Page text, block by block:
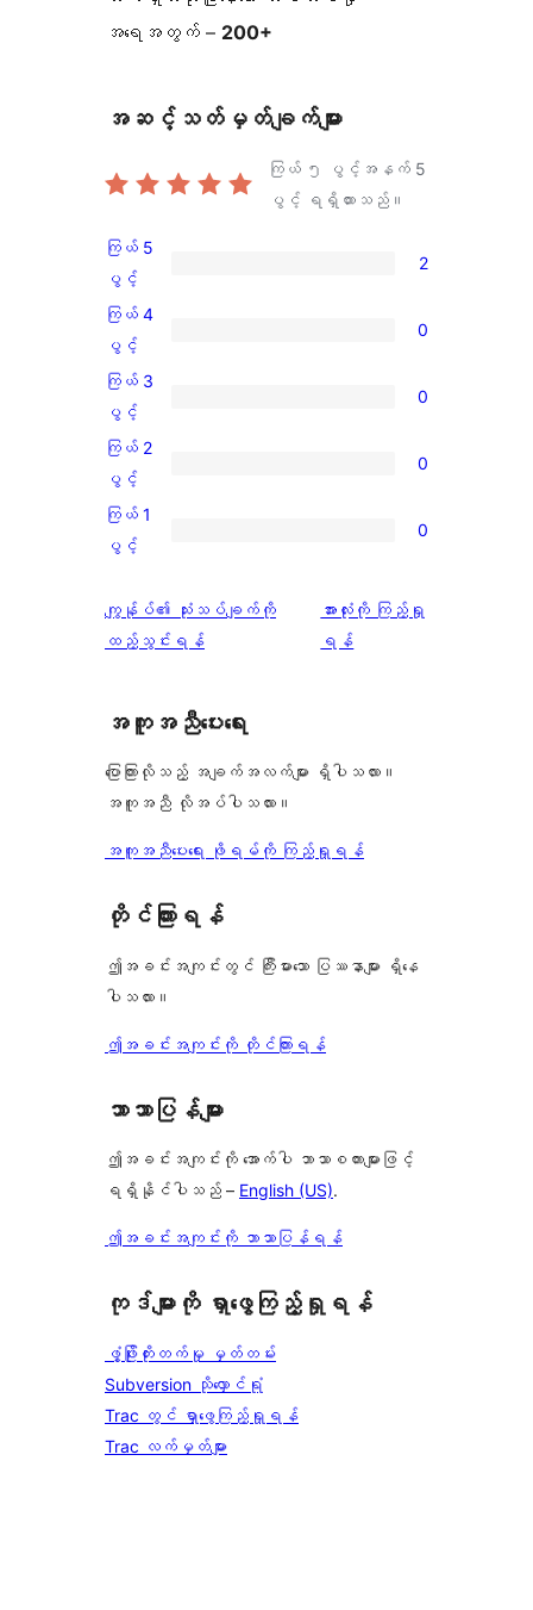
အရေအတွက် – 200+
အဆင့်သတ်မှတ်ချက်များ
ကြယ် ၅ ပွင့်အနက် 5
ပွင့် ရရှိထားသည်။
ကြယ်
5
ပွင့်
အဆင့်
သုံးသပ်
2
စောင်
ကြယ် 5
ပွင့်
2
ကြယ်
4
ပွင့်
အဆင့်
သုံးသပ်
0
စောင်
ကြယ် 4
ပွင့်
0
ကြယ်
3
ပွင့်
အဆင့်
သုံးသပ်
ကြယ် 3
ပွင့်
0
ကြယ်
2
ပွင့်
သုံးသပ်
ချက်
ကြယ် 2
ပွင့်
0
ကြယ်
ပွင့်
အဆင့်
0
စောင်
ကြယ် 1
ပွင့်
0
ကျွန်ုပ်၏ သုံးသပ်ချက်ကို
ထည့်သွင်းရန်
သုံးသပ်
ချက်
အားလုံးကို ကြည့်ရှု
ရန်
အကူအညီပေးရေး
ပြောကြားလိုသည့် အချက်အလက်များ ရှိပါသလား။
အကူအညီ လိုအပ်ပါသလား။
အကူအညီပေးရေး ဖိုရမ်ကို ကြည့်ရှုရန်
တိုင်ကြားရန်
ဤအခင်းအကျင်းတွင် ကြီးမားသော ပြဿနာများ ရှိနေ
ပါသလား။
ဤအခင်းအကျင်းကို တိုင်ကြားရန်
ဘာသာပြန်များ
ဤအခင်းအကျင်းကို အောက်ပါ ဘာသာစကားများဖြင့်
ရရှိနိုင်ပါသည် – English (US).
ဤအခင်းအကျင်းကို ဘာသာပြန်ရန်
ကုဒ်များကို ရှာဖွေကြည့်ရှုရန်
ဖွံ့ဖြိုးတိုးတက်မှု မှတ်တမ်း
Subversion သိုလှောင်ရုံ
Trac တွင် ရှာဖွေကြည့်ရှုရန်
Trac လက်မှတ်များ